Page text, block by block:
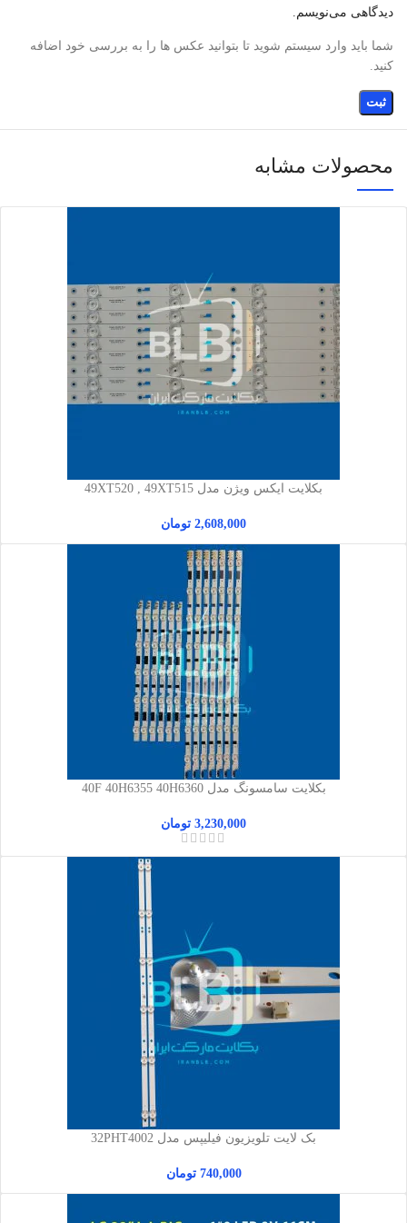
دیدگاهی می‌نویسم.
شما باید وارد سیستم شوید تا بتوانید عکس ها را به بررسی خود اضافه
کنید.
محصولات مشابه
بکلایت ایکس ویژن مدل 49XT520 , 49XT515
2,608,000 تومان
بکلایت سامسونگ مدل 40F 40H6355 40H6360
3,230,000 تومان
بک لایت تلویزیون فیلیپس مدل 32PHT4002
740,000 تومان